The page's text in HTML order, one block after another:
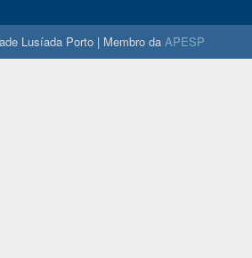
Lusíada Porto | Membro da APESP